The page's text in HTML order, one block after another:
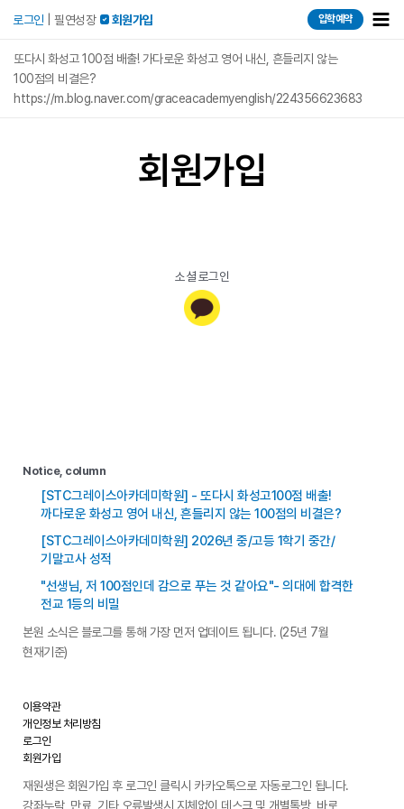
건너뛰기
로그인 필연성장  회원가입 입학예약
또다시 화성고 100점 배출! 가다로운 화성고 영어 내신, 흔들리지 않는
100점의 비결은?
https://m.blog.naver.com/graceacademyenglish/224356623683
회원가입
소셜 로그인
Notice, column
[STC그레이스아카데미학원] - 또다시 화성고100점 배출!
까다로운 화성고 영어 내신, 흔들리지 않는 100점의 비결은?
[STC그레이스아카데미학원] 2026년 중/고등 1학기 중간/
기말고사 성적
"선생님, 저 100점인데 감으로 푸는 것 같아요"- 의대에 합격한
전교 1등의 비밀
본원 소식은 블로그를 통해 가장 먼저 업데이트 됩니다. (25년 7월
현재기준)
이용약관
개인정보 처리방침
로그인
회원가입
재원생은 회원가입 후 로그인 클릭시 카카오톡으로 자동로그인 됩니다.
강좌누락, 만료, 기타 오류발생시 지체없이 데스크 및 개별톡방, 바로